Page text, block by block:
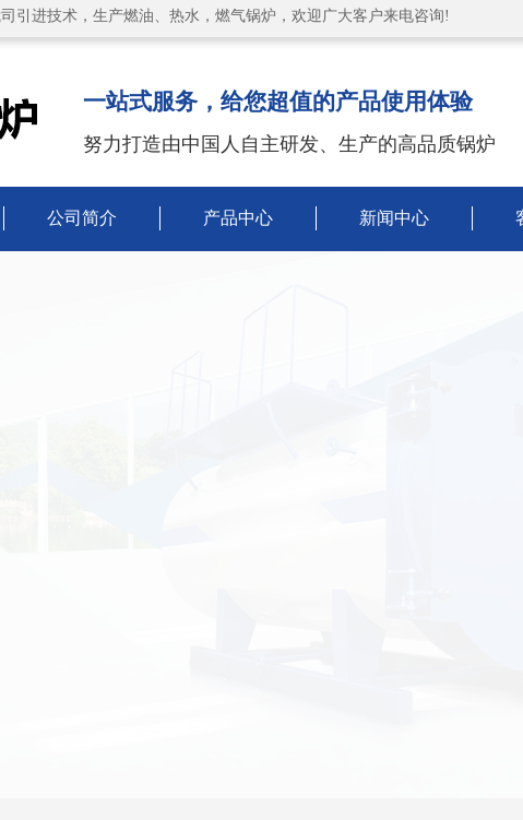
引进技术，生产燃油、热水，燃气锅炉，欢迎广大客户来电咨询!
一站式服务，给您超值的产品使用体验
努力打造由中国人自主研发、生产的高品质锅炉
公司简介 产品中心 新闻中心